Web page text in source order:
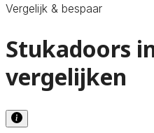
Vergelijk & bespaar
Stukadoors
vergelijken